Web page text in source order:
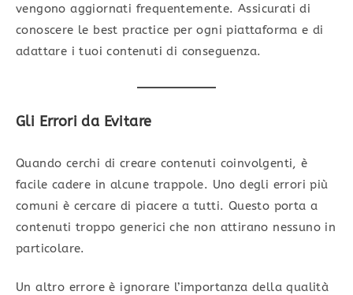
vengono aggiornati frequentemente. Assicurati di
conoscere le best practice per ogni piattaforma e di
adattare i tuoi contenuti di conseguenza.
Gli Errori da Evitare
Quando cerchi di creare contenuti coinvolgenti, è
facile cadere in alcune trappole. Uno degli errori più
comuni è cercare di piacere a tutti. Questo porta a
contenuti troppo generici che non attirano nessuno in
particolare.
Un altro errore è ignorare l’importanza della qualità